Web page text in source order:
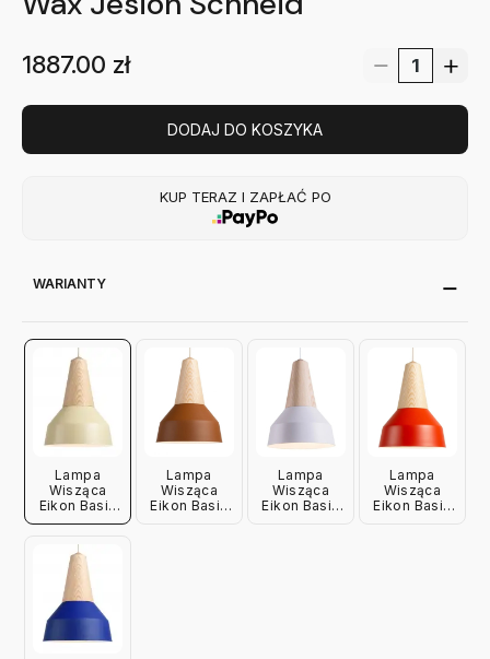
1887.00 zł
DODAJ DO KOSZYKA
KUP TERAZ I ZAPŁAĆ PO
WARIANTY
Lampa
Wisząca
Eikon Basic
Wax Jesion
Lampa
Wisząca
Eikon Basic
Lampa
Wisząca
Eikon Basic
Lampa
Wisząca
Eikon Basic